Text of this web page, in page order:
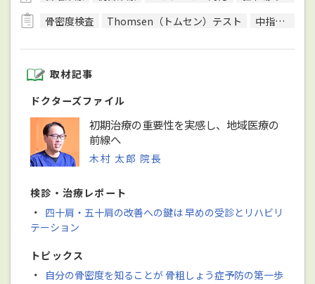
骨密度検査
Thomsen（トムセン）テスト 中指伸展テスト
取材記事
ドクターズファイル
初期治療の重要性を実感し、地域医療の
前線へ
木村 太郎 院長
検診・治療レポート
・ 四十肩・五十肩の改善への鍵は 早めの受診とリハビリ
テーション
トピックス
・ 自分の骨密度を知ることが 骨粗しょう症予防の第一歩